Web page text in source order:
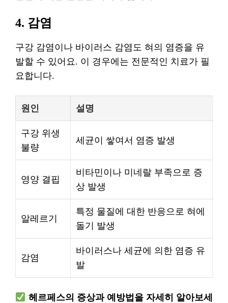
4. 감염
구강 감염이나 바이러스 감염도 혀의 염증을 유
발할 수 있어요. 이 경우에는 전문적인 치료가 필
요합니다.
원인 설명
구강 위생
불량
세균이 쌓여서 염증 발생
영양 결핍
비타민이나 미네랄 부족으로 증
상 발생
알레르기
특정 물질에 대한 반응으로 혀에
돌기 발생
감염
바이러스나 세균에 의한 염증 유
발
헤르페스의 증상과 예방법을 자세히 알아보세